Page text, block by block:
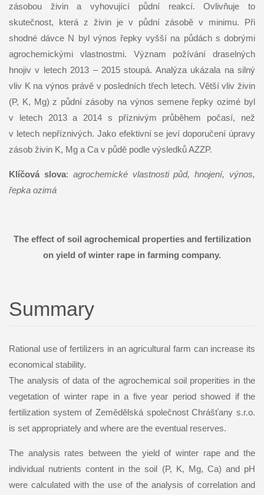
zásobou živin a vyhovující půdní reakcí. Ovlivňuje to
skutečnost, která z živin je v půdní zásobě v minimu. Při
shodné dávce N byl výnos řepky vyšší na půdách s dobrými
agrochemickými vlastnostmi. Význam požívání draselných
hnojiv v letech 2013 – 2015 stoupá. Analýza ukázala na silný
vliv K na výnos právě v posledních třech letech. Větší vliv živin
(P, K, Mg) z půdní zásoby na výnos semene řepky ozimé byl
v letech 2013 a 2014 s příznivým průběhem počasí, než
v letech nepříznivých. Jako efektivní se jeví doporučení úpravy
zásob živin K, Mg a Ca v půdě podle výsledků AZZP.
Klíčová slova: agrochemické vlastnosti půd, hnojení, výnos,
řepka ozimá
The effect of soil agrochemical properties and fertilization
on yield of winter rape in farming company.
Summary
Rational use of fertilizers in an agricultural farm can increase its
economical stability.
The analysis of data of the agrochemical soil properities in the
vegetation of winter rape in a five year period showed if the
fertilization system of Zemědělská společnost Chrášťany s.r.o.
is set appropriately and where are the eventual reserves.
The analysis rates between the yield of winter rape and the
individual nutrients content in the soil (P, K, Mg, Ca) and pH
were calculated with the use of the analysis of correlation and